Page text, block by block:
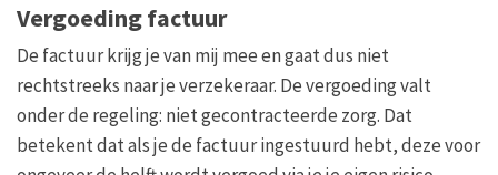
Vergoeding factuur
De factuur krijg je van mij mee en gaat dus niet
rechtstreeks naar je verzekeraar. De vergoeding valt
onder de regeling: niet gecontracteerde zorg. Dat
betekent dat als je de factuur ingestuurd hebt, deze voor